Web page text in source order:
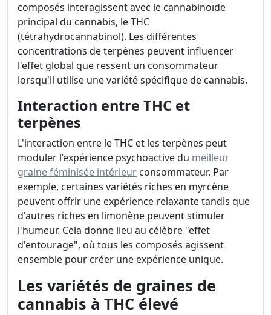
composés interagissent avec le cannabinoïde
principal du cannabis, le THC
(tétrahydrocannabinol). Les différentes
concentrations de terpènes peuvent influencer
l'effet global que ressent un consommateur
lorsqu'il utilise une variété spécifique de cannabis.
Interaction entre THC et
terpènes
L'interaction entre le THC et les terpènes peut
moduler l’expérience psychoactive du meilleur
graine féminisée intérieur consommateur. Par
exemple, certaines variétés riches en myrcène
peuvent offrir une expérience relaxante tandis que
d'autres riches en limonène peuvent stimuler
l'humeur. Cela donne lieu au célèbre "effet
d'entourage", où tous les composés agissent
ensemble pour créer une expérience unique.
Les variétés de graines de
cannabis à THC élevé